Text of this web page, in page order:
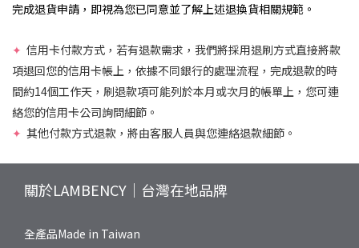
完成退貨申請，即視為您已同意並了解上述退換貨相關規範。
✦ 信用卡付款方式，若有退款需求，我們將採用退刷方式直接將款
項退回您的信用卡帳上，依據不同銀行的處理流程，完成退款的時
間約14個工作天，刷退款項可能列於本月或次月的帳單上，您可連
絡您的信用卡公司詢問細節。
✦ 其他付款方式退款，將由客服人員與您連絡退款細節。
關於LAMBENCY｜台灣在地品牌
全產品Made in Taiwan